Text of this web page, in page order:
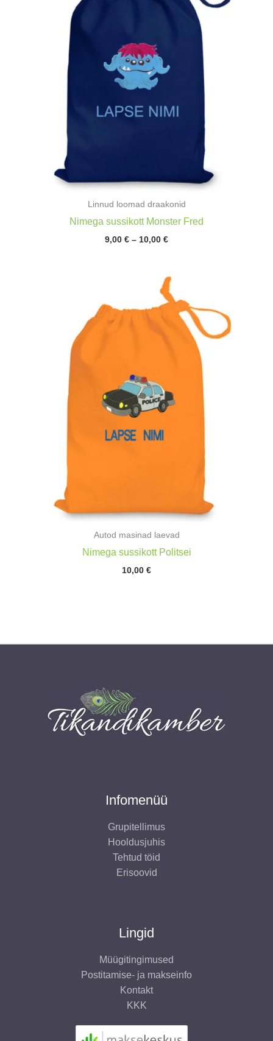
Linnud loomad draakonid
Nimega sussikott Monster Fred
9,00 € – 10,00 €Hinnavahemik:
Autod masinad laevad
Nimega sussikott Politsei
10,00 €
Infomenüü
Grupitellimus
Hooldusjuhis
Tehtud töid
Erisoovid
Lingid
Müügitingimused
Postitamise- ja makseinfo
Kontakt
KKK